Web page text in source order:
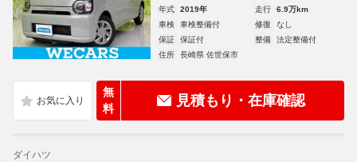
年式 2019年 走行
6.9万km
車検
車検整備付 修復
なし
保証
保証付 整備
法定整備付
住所
長崎県 佐世保市
無
料
見積もり・在庫確認
ダイハツ